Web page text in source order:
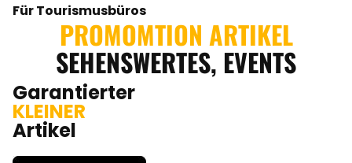
Für Tourismusbüros
PROMOMTION ARTIKEL
SEHENSWERTES, EVENTS
Garantierter
KLEINER
Artikel